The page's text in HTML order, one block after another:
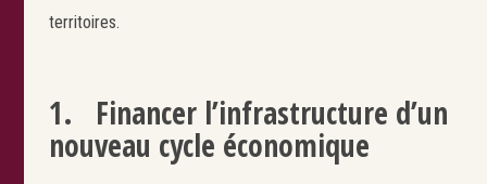
territoires.
1. Financer l’infrastructure d’un
nouveau cycle économique